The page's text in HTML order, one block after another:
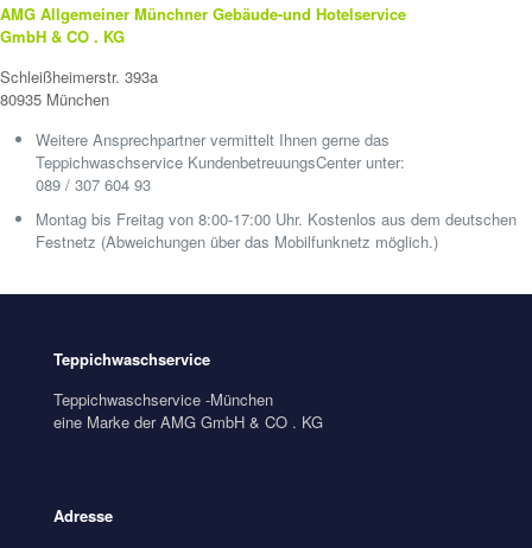
AMG Allgemeiner Münchner Gebäude-und Hotelservice
GmbH & CO . KG
Schleißheimerstr. 393a
80935 München
Weitere Ansprechpartner vermittelt Ihnen gerne das
Teppichwaschservice KundenbetreuungsCenter unter:
089 / 307 604 93
Montag bis Freitag von 8:00-17:00 Uhr. Kostenlos aus dem deutschen
Festnetz (Abweichungen über das Mobilfunknetz möglich.)
Teppichwaschservice
Teppichwaschservice -München
eine Marke der AMG GmbH & CO . KG
Adresse